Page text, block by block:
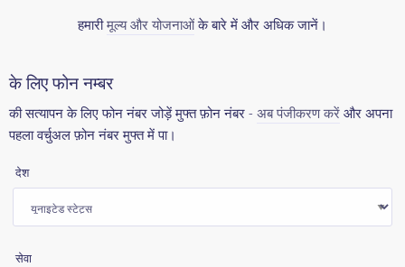
हमारीमूल्य और योजनाओंके बारे में और अधिक जानें।
के लिए फोन नम्बर
की सत्यापन के लिए फोन नंबर जोड़ें मुफ्त फ़ोन नंबर - अब पंजीकरण करें और अपना
पहला वर्चुअल फ़ोन नंबर मुफ्त में पा।
देश
सेवा